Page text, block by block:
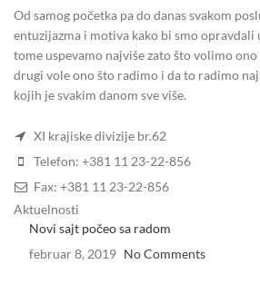
Od samog početka pa do danas svakom
entuzijazma i motiva kako bi smo opravdali
tome uspevamo najviše zato što volimo
drugi vole ono što radimo i da to radimo
kojih je svakim danom sve više.
XI krajiske divizije br.62
Telefon: +381 11 23-22-856
Fax: +381 11 23-22-856
Aktuelnosti
Novi sajt počeo sa radom
februar 8, 2019 No Comments